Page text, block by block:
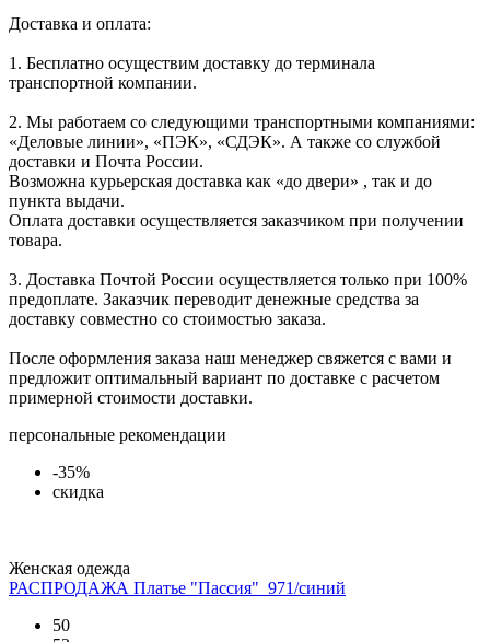
Доставка и оплата:
1. Бесплатно осуществим доставку до терминала
транспортной компании.
2. Мы работаем со следующими транспортными компаниями:
«Деловые линии», «ПЭК», «СДЭК». А также со службой
доставки и Почта России.
Возможна курьерская доставка как «до двери» , так и до
пункта выдачи.
Оплата доставки осуществляется заказчиком при получении
товара.
3. Доставка Почтой России осуществляется только при 100%
предоплате. Заказчик переводит денежные средства за
доставку совместно со стоимостью заказа.
После оформления заказа наш менеджер свяжется с вами и
предложит оптимальный вариант по доставке с расчетом
примерной стоимости доставки.
персональные рекомендации
-35%
скидка
Женская одежда
РАСПРОДАЖА Платье "Пассия"_971/синий
50